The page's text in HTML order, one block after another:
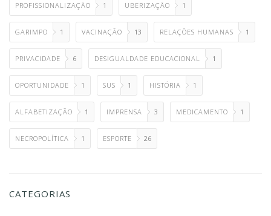
PROFISSIONALIZAÇÃO 1 UBERIZAÇÃO 1
GARIMPO 1 VACINAÇÃO 13 RELAÇÕES HUMANAS 1
PRIVACIDADE 6 DESIGUALDADE EDUCACIONAL 1
OPORTUNIDADE 1 SUS 1 HISTÓRIA 1
ALFABETIZAÇÃO 1 IMPRENSA 3 MEDICAMENTO 1
NECROPOLÍTICA 1 ESPORTE 26
CATEGORIAS